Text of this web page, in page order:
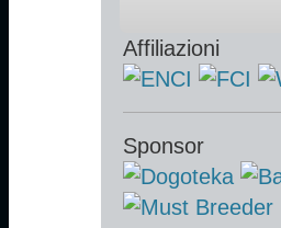
Affiliazioni
Sponsor